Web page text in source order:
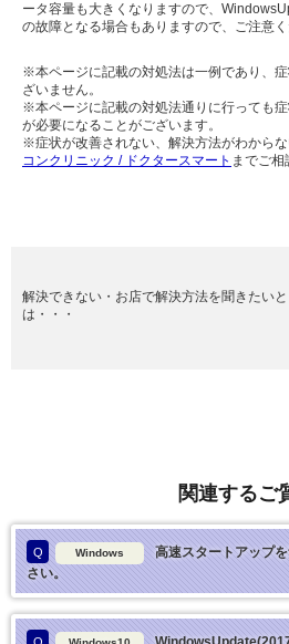
ータ容量も大きくなりますので、
の故障となる場合もありますので、ご注意く
※本ページに記載の対処法は一例であり、
ざいません。
※本ページに記載の対処法通りに行っても
が必要になることがございます。
※症状が改善されない、解決方法がわから
コンクリニック / ドクタースマート までご相
解決できない・お店で解決方法を聞きたいと
は・・・
関連するご
Q Windows
高速スタートアップ
さい。